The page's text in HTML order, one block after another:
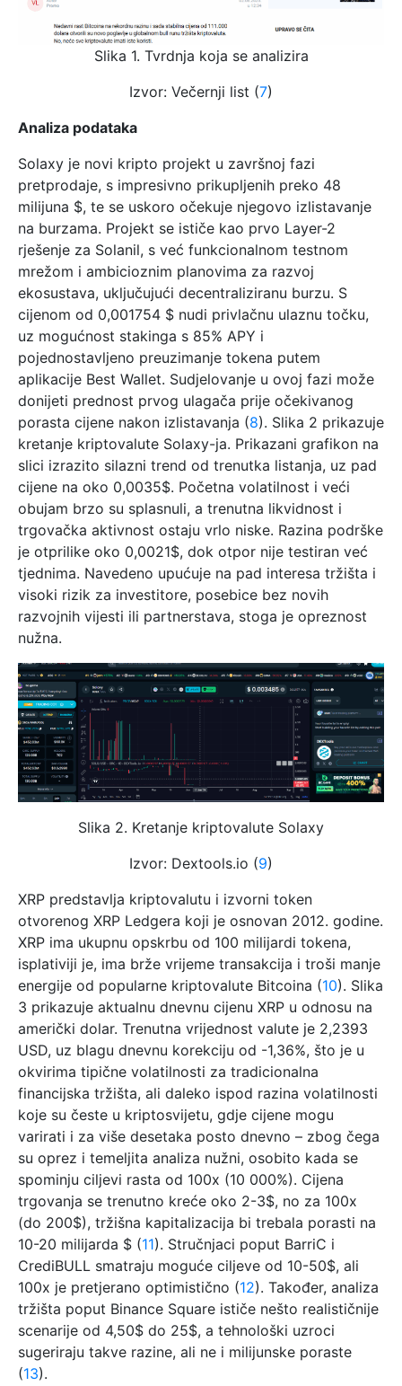
Slika 1. Tvrdnja koja se analizira
Izvor: Večernji list (7)
Analiza podataka
Solaxy je novi kripto projekt u završnoj fazi
pretprodaje, s impresivno prikupljenih preko 48
milijuna $, te se uskoro očekuje njegovo izlistavanje
na burzama. Projekt se ističe kao prvo Layer-2
rješenje za Solanil, s već funkcionalnom testnom
mrežom i ambicioznim planovima za razvoj
ekosustava, uključujući decentraliziranu burzu. S
cijenom od 0,001754 $ nudi privlačnu ulaznu točku,
uz mogućnost stakinga s 85% APY i
pojednostavljeno preuzimanje tokena putem
aplikacije Best Wallet. Sudjelovanje u ovoj fazi može
donijeti prednost prvog ulagača prije očekivanog
porasta cijene nakon izlistavanja (8). Slika 2 prikazuje
kretanje kriptovalute Solaxy-ja. Prikazani grafikon na
slici izrazito silazni trend od trenutka listanja, uz pad
cijene na oko 0,0035$. Početna volatilnost i veći
obujam brzo su splasnuli, a trenutna likvidnost i
trgovačka aktivnost ostaju vrlo niske. Razina podrške
je otprilike oko 0,0021$, dok otpor nije testiran već
tjednima. Navedeno upućuje na pad interesa tržišta i
visoki rizik za investitore, posebice bez novih
razvojnih vijesti ili partnerstava, stoga je opreznost
nužna.
Slika 2. Kretanje kriptovalute Solaxy
Izvor: Dextools.io (9)
XRP predstavlja kriptovalutu i izvorni token
otvorenog XRP Ledgera koji je osnovan 2012. godine.
XRP ima ukupnu opskrbu od 100 milijardi tokena,
isplativiji je, ima brže vrijeme transakcija i troši manje
energije od popularne kriptovalute Bitcoina (10). Slika
3 prikazuje aktualnu dnevnu cijenu XRP u odnosu na
američki dolar. Trenutna vrijednost valute je 2,2393
USD, uz blagu dnevnu korekciju od -1,36%, što je u
okvirima tipične volatilnosti za tradicionalna
financijska tržišta, ali daleko ispod razina volatilnosti
koje su česte u kriptosvijetu, gdje cijene mogu
varirati i za više desetaka posto dnevno – zbog čega
su oprez i temeljita analiza nužni, osobito kada se
spominju ciljevi rasta od 100x (10 000%). Cijena
trgovanja se trenutno kreće oko 2-3$, no za 100x
(do 200$), tržišna kapitalizacija bi trebala porasti na
10-20 milijarda $ (11). Stručnjaci poput BarriC i
CrediBULL smatraju moguće ciljeve od 10-50$, ali
100x je pretjerano optimistično (12). Također, analiza
tržišta poput Binance Square ističe nešto realističnije
scenarije od 4,50$ do 25$, a tehnološki uzroci
sugeriraju takve razine, ali ne i milijunske poraste
(13).